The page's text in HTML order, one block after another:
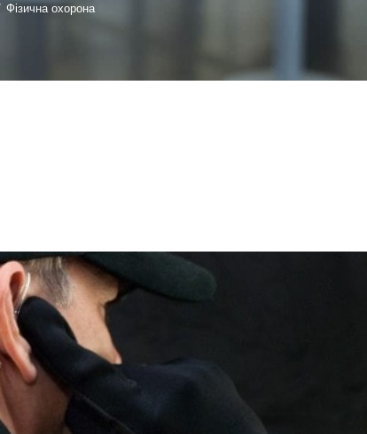
Фізична охорона